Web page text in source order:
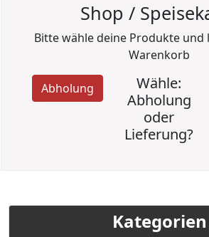
Shop /
Bitte wähle deine Produkte und
Warenkorb
Abholung
Wähle:
Abholung
oder
Lieferung?
Kategorien